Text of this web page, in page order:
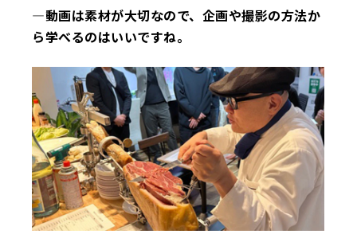
―動画は素材が大切なので、企画や撮影の方法か
ら学べるのはいいですね。